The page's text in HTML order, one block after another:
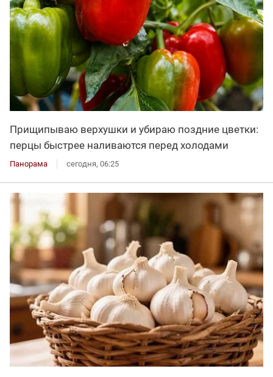
Прищипываю верхушки и убираю поздние цветки:
перцы быстрее наливаются перед холодами
Панорама сегодня, 06:25